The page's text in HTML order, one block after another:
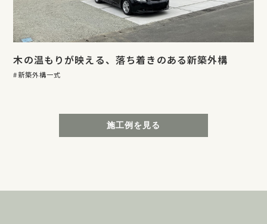
木の温もりが映える、落ち着きのある新築外構
新築外構一式
施工例を見る